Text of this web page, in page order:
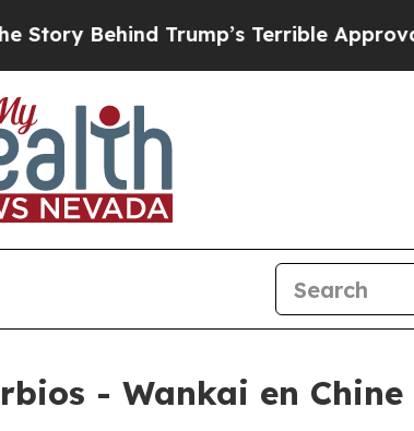
Trump’s Terrible Approval Rating
- Wankai en Chine